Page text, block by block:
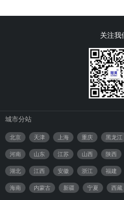
关注我
城市分站
北京 天津 上海 重庆 黑龙江
河南 山东 江苏 山西 陕西
湖北 江西 安徽 浙江 福建
海南 内蒙古 新疆 宁夏 西藏